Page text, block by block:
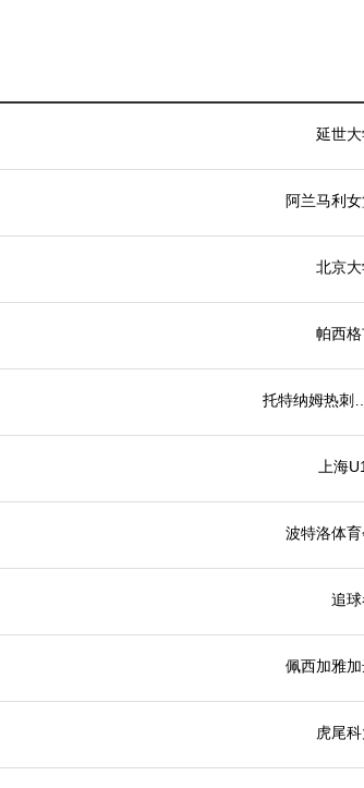
延世
阿兰马利
北京
帕西
托特纳姆热刺U1
上海
波特洛体
追
佩西加雅
虎尾